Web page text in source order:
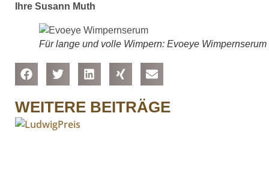
Ihre Susann Muth
Für lange und volle Wimpern: Evoeye Wimpernserum
WEITERE BEITRÄGE